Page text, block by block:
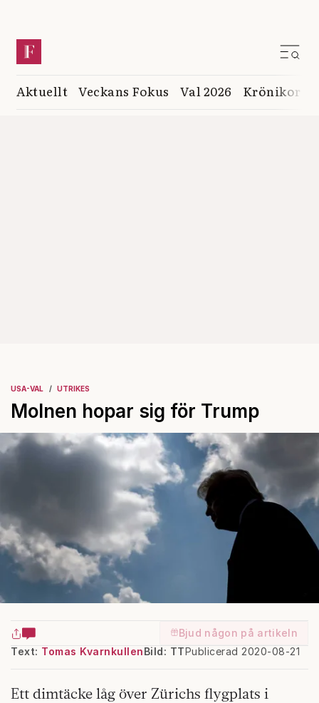
Aktuellt Veckans Fokus Val 2026 Krönikor
USA-VAL UTRIKES
Molnen hopar sig för Trump
Bjud någon på artikeln
Text: Tomas Kvarnkullen Publicerad 2020-08-21
Bild: TT
Ett dimtäcke låg över Zürichs flygplats i